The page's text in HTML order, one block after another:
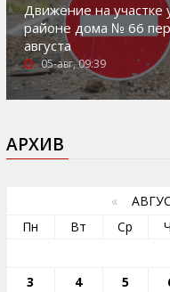
Движение на участке
районе дома № 66
августа
05-авг, 09:39
АРХИВ
«
Пн
Вт Ср
3
4 5